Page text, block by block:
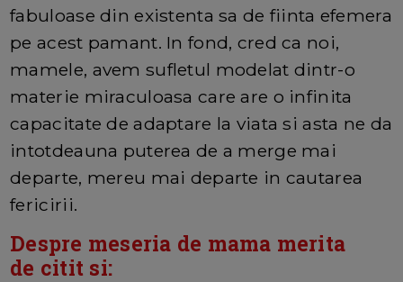
fabuloase din existenta sa de fiinta efemera
pe acest pamant. In fond, cred ca noi,
mamele, avem sufletul modelat dintr-o
materie miraculoasa care are o infinita
capacitate de adaptare la viata si asta ne da
intotdeauna puterea de a merge mai
departe, mereu mai departe in cautarea
fericirii.
Despre meseria de mama merita
de citit si: